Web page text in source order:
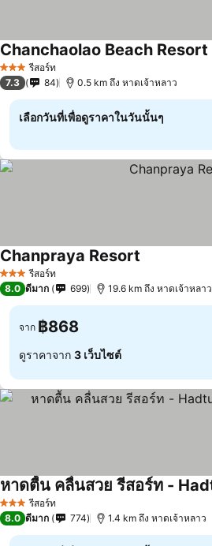
3 ดาว รีสอร์ท
Chanchaolao Beach Resort
7.3 84 0.5 km ถึง หาดเจ้าหลาว
เลือกวันที่เพื่อดูราคาในวันนั้นๆ
3 ดาว รีสอร์ท
Chanpraya Resort
8.0 ดีมาก 699 19.6 km ถึง หาดเจ้าหลาว
จาก ฿868
ดูราคาจาก 3 เว็บไซต์
3 ดาว รีสอร์ท
ดูราคา
8.0 ดีมาก 774 1.4 km ถึง หาดเจ้าหลาว